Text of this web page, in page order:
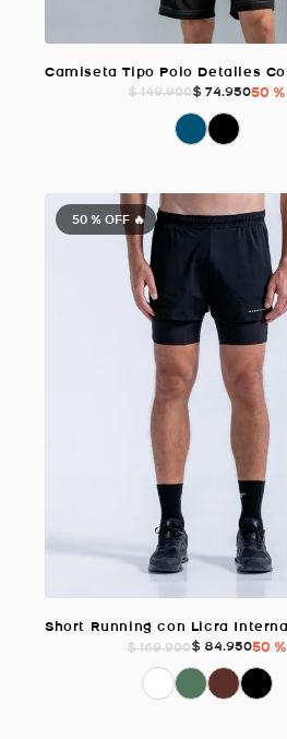
$ 149.900$ 74.95050 %
50 % OFF 🔥
$ 169.900$ 84.95050 %